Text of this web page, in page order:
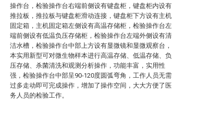
操作台，检验操作台右端前侧设有键盘柜，键盘柜内设有
推拉板，推拉板与键盘柜滑动连接，键盘柜下方设有主机
固定箱，主机固定箱左侧设有高温存储柜，检验操作台左
端前侧设有低温负压存储柜，检验操作台左端外侧设有清
洁水槽，检验操作台中部上方设有显微镜和显微观察台，
本实用新型可对微生物样本进行高温存储、低温存储、负
压存储、杀菌清洗和观测分析操作，功能丰富，实用性
强，检验操作台中部呈90‑120度圆弧弯角，工作人员无需
过多走动即可完成操作，增加了操作空间，大大方便了医
务人员的检验工作。